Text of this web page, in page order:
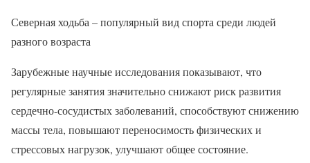
Северная ходьба – популярный вид спорта среди людей
разного возраста
Зарубежные научные исследования показывают, что
регулярные занятия значительно снижают риск развития
сердечно-сосудистых заболеваний, способствуют снижению
массы тела, повышают переносимость физических и
стрессовых нагрузок, улучшают общее состояние.